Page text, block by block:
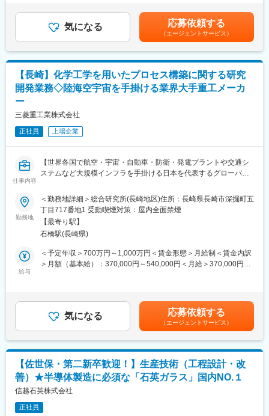
・製造・販売一体の事業部単位で透明性・納得感のある評価制度
です。営業と開発や技術部門との連携が密であり、一体感があり
◆同社について
・【ワークライフバランス◎】【老舗企業ならでは！未経験から
育成する準備が整っており、業務に打ち込める環境】
・賞与年3回、福利厚生も充実しており長く働ける環境が整ってお
していただけます。
変更の範囲：会社の定める業務
解析・マルチフィジックスシミュレーションです。さらにこれら
に関わるAI・機械学習を活用した技術の高度化も含みます。
・化学研究部のほか強度・熱・流体など複数の研究部と連携して
機会があります。
◆業務の魅力：
脱炭素関連製品、原子力、防衛・宇宙製品など、幅広い分野の研
ーやCO2利活用を含む新製品の研究開発にも関与する機会があり
の社会貢献へと直結しています。
化学第一研究室は、3つのチームからなる研究室です。20～30歳
代が多く、40～50歳代のベテランが技術や経験で支えながら、若
手が主体的に研究開発に取り組んでいる活気あふれる職場です。
完全フレックス勤務制度を導入しており、在宅勤務も業務状況に
また、社内での研究活動に留まらず、国内外の研究機関との共同
研究も積極的に行っています。これにより、最先端の知見を取り
じて上下する可能性があります。月給(月額)は固定手当を含めた表
記です。気になる 応募依頼する
（エージェントサービス）
【長崎】化学工学を用いたプロセス構築に関する研究
開発業務◇陸海空宇宙を手掛ける業界大手重工メーカ
ー
三菱重工業株式会社
正社員 上場企業
仕事内容
【世界各国で航空・宇宙・自動車・防衛・発電プラントや交通シ
ステムなど大規模インフラを手掛ける日本を代表するグローバル
◆業務内容：
CO2回収プラント・化学プラント・環境プラント向けに触媒(化成
品合成触媒、脱硝触媒)、機能材(CO2吸着材、水素生成材料)を用
いた新規プロセスを構築の研究開発を企画し、実行する業務を実
施頂きます。
触媒・機能材の機能を目標値で動作させる反応器設計、分離・精
きます。また、支援先の事業部との調整に関わるマネージメント
も実施して頂く必要があり、マネージメントもご担当頂きたいと
私たちの職場では、CO2回収プラントをはじめとするカーボンニ
ュートラル関連製品、原子力、H2製造技術など、幅広い分野の研
究開発に携わることができます。特に、化学分野では新エネルギ
ーやCO2利活用を含む新製品の研究開発にも関与する機会があり
ます。これらのプロジェクトは、エネルギーの安定供給や環境保
護、安全保障といった重要な課題に取り組んでおり、世界規模で
勤務地
＜勤務地詳細＞総合研究所(長崎地区)住所：長崎県長崎市深掘町五
丁目717番地1 受動喫煙対策：屋内全面禁煙
【最寄り駅】
石橋駅(長崎県)
給与
＜予定年収＞700万円～1,000万円＜賃金形態＞月給制＜賃金内訳
＞月額（基本給）：370,000円～540,000円＜月給＞370,000円～
じて上下する可能性があります。月給(月額)は固定手当を含めた表
記です。気になる 応募依頼する
（エージェントサービス）
【佐世保・第二新卒歓迎！】生産技術（工程設計・改
善）★半導体製造に必須な「石英ガラス」国内NO.１
信越石英株式会社
正社員